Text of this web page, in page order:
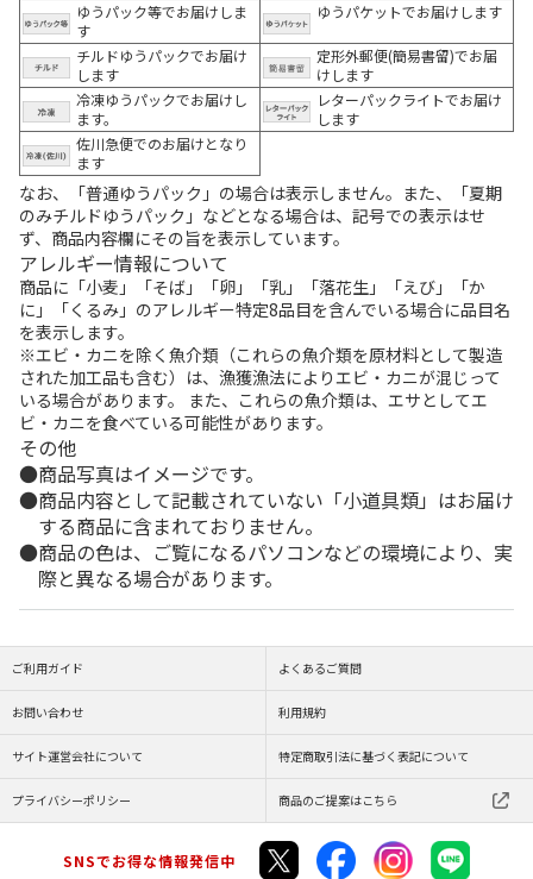
ゆうパック等でお届けしま
す
ゆうパケットでお届けします
チルドゆうパックでお届け
します
定形外郵便(簡易書留)でお届
けします
冷凍ゆうパックでお届けし
ます。
レターパックライトでお届け
します
佐川急便でのお届けとなり
ます
なお、「普通ゆうパック」の場合は表示しません。また、「夏期
のみチルドゆうパック」などとなる場合は、記号での表示はせ
ず、商品内容欄にその旨を表示しています。
アレルギー情報について
商品に「小麦」「そば」「卵」「乳」「落花生」「えび」「か
に」「くるみ」のアレルギー特定8品目を含んでいる場合に品目名
を表示します。
※エビ・カニを除く魚介類（これらの魚介類を原材料として製造
された加工品も含む）は、漁獲漁法によりエビ・カニが混じって
いる場合があります。 また、これらの魚介類は、エサとしてエ
ビ・カニを食べている可能性があります。
その他
商品写真はイメージです。
商品内容として記載されていない「小道具類」はお届け
する商品に含まれておりません。
商品の色は、ご覧になるパソコンなどの環境により、実
際と異なる場合があります。
ご利用ガイド よくあるご質問
お問い合わせ 利用規約
サイト運営会社について 特定商取引法に基づく表記について
プライバシーポリシー 商品のご提案はこちら
SNSでお得な情報発信中